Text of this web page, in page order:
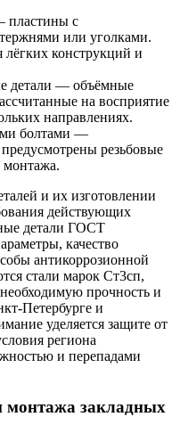
пластины с
или уголками.
лёгких конструкций и
детали — объёмные
на восприятие
направлениях.
болтами —
резьбовые
монтажа.
и их изготовлении
действующих
детали ГОСТ
качество
антикоррозионной
стали марок Ст3сп,
прочность и
Петербурге и
уделяется защите от
региона
и перепадами
монтажа закладных